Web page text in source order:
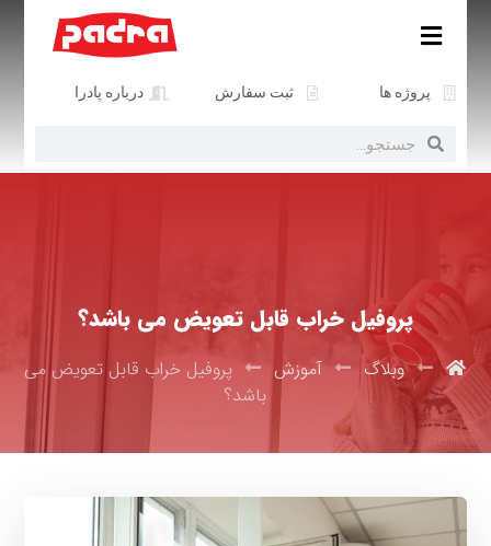
پروژه ها ثبت سفارش درباره پادرا
پروفیل خراب قابل تعویض می باشد؟
وبلاگ آموزش
پروفیل خراب قابل تعویض می
باشد؟